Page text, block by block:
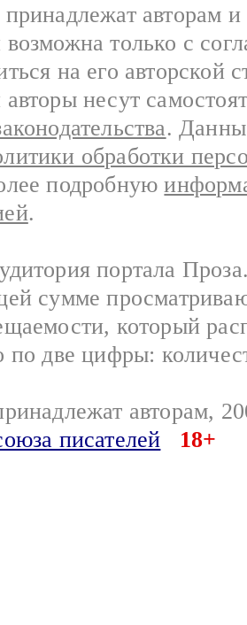
принадлежат авторам
только с
на его авторской
авторы несут
.
обработки
подробную
.
портала
сумме
который
по две цифры:
авторам,
писателей
18+